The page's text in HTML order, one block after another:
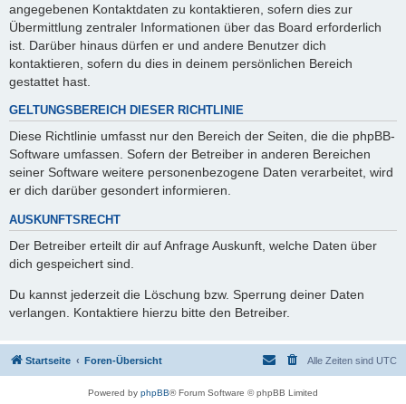
angegebenen Kontaktdaten zu kontaktieren, sofern dies zur
Übermittlung zentraler Informationen über das Board erforderlich
ist. Darüber hinaus dürfen er und andere Benutzer dich
kontaktieren, sofern du dies in deinem persönlichen Bereich
gestattet hast.
GELTUNGSBEREICH DIESER RICHTLINIE
Diese Richtlinie umfasst nur den Bereich der Seiten, die die phpBB-
Software umfassen. Sofern der Betreiber in anderen Bereichen
seiner Software weitere personenbezogene Daten verarbeitet, wird
er dich darüber gesondert informieren.
AUSKUNFTSRECHT
Der Betreiber erteilt dir auf Anfrage Auskunft, welche Daten über
dich gespeichert sind.
Du kannst jederzeit die Löschung bzw. Sperrung deiner Daten
verlangen. Kontaktiere hierzu bitte den Betreiber.
Startseite Foren-Übersicht Alle Zeiten sind UTC
Powered by phpBB® Forum Software © phpBB Limited